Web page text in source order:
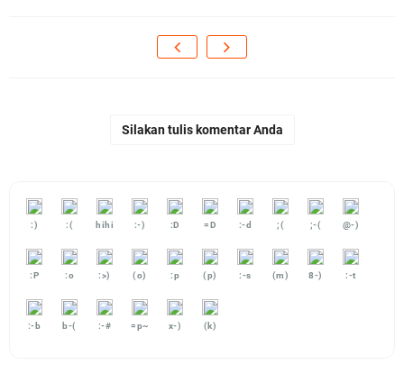
Silakan tulis komentar Anda
:) :( hihi :-) :D =D :-d ;( ;-( @-)
:P :o :>) (o) :p (p) :-s (m) 8-) :-t
:-b b-( :-# =p~ x-) (k)